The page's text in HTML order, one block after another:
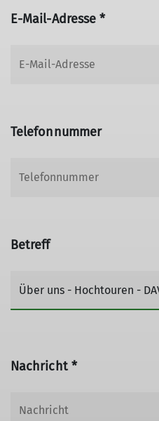
E-Mail-Adresse *
Telefonnummer
Betreff
Nachricht *